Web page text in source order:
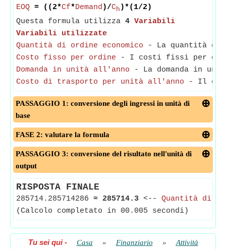
EOQ = ((2*Cf*Demand )/Ch )*(1/2)
Questa formula utilizza 4 Variabili
Variabili utilizzate
Quantità di ordine economico - La quantità
Costo fisso per ordine - I costi fissi per
Domanda in unità all'anno - La domanda in
Costo di trasporto per unità all'anno - Il
PASSAGGIO 1: conversione degli ingressi in unità di
base
FASE 2: valutare la formula
PASSAGGIO 3: conversione del risultato nell'unità di
output
RISPOSTA FINALE
285714.285714286 ≈ 285714.3 <-- Quantità di
(Calcolo completato in 00.005 secondi)
Tu sei qui- Casa » Finanziario »
Attività